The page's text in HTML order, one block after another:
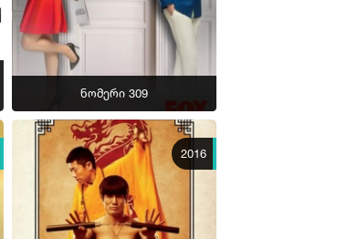
ნომერი 309
2016